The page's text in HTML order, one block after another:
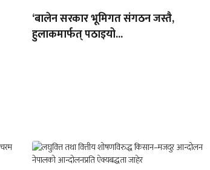
‘बालेन सरकार भूमिगत संगठन जस्तै,
हुलाकमार्फत् पठाइयो...